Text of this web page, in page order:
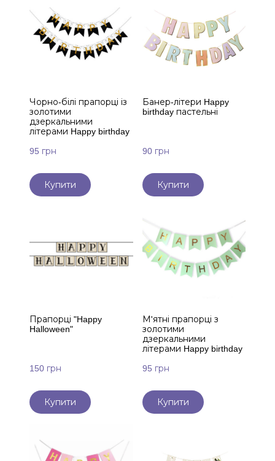
Чорно-білі прапорці із
золотими
дзеркальними
літерами Happy birthday
95 грн
Купити
Банер-літери Happy
birthday пастельні
90 грн
Купити
Прапорці "Happy
Halloween"
150 грн
Купити
М'ятні прапорці з
золотими
дзеркальними
літерами Happy birthday
95 грн
Купити